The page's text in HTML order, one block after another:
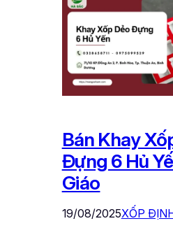
Bán Khay
Đựng 6 Hủ
Giáo
19/08/2025XỐP